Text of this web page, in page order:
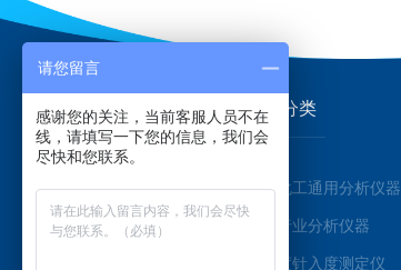
关于我们
公司简介
企业文化
产品分类
石油化工通用分析仪器
医药行业分析仪器
锥入度针入度测定仪
请您留言
感谢您的关注，当前客服人员不在
线，请填写一下您的信息，我们会
尽快和您联系。